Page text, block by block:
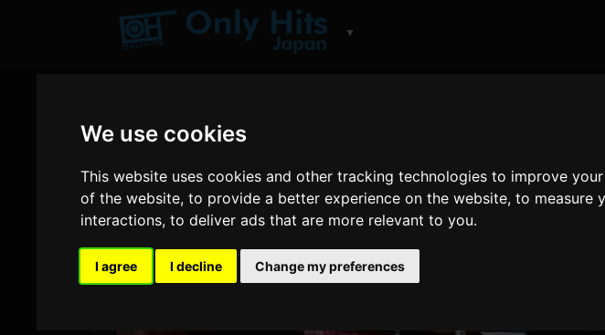
We use cookies
This website uses cookies and other tracking technologies to improve
of the website,to provide a better experience on the website,to measure
interactions,to deliver ads that are more relevant to you.
I agree I decline Change my preferences
▼